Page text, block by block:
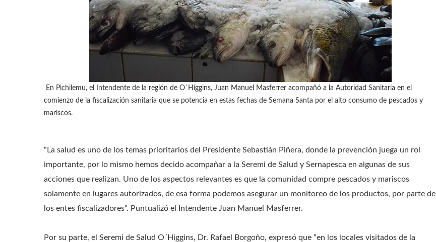
En Pichilemu, el Intendente de la región de O´Higgins, Juan Manuel Masferrer acompañó a la Autoridad Sanitaria en el
comienzo de la fiscalización sanitaria que se potencia en estas fechas de Semana Santa por el alto consumo de pescados y
mariscos.
“La salud es uno de los temas prioritarios del Presidente Sebastián Piñera, donde la prevención juega un rol
importante, por lo mismo hemos decido acompañar a la Seremi de Salud y Sernapesca en algunas de sus
acciones que realizan. Uno de los aspectos relevantes es que la comunidad compre pescados y mariscos
solamente en lugares autorizados, de esa forma podemos asegurar un monitoreo de los productos, por parte de
los entes fiscalizadores”. Puntualizó el Intendente Juan Manuel Masferrer.
Por su parte, el Seremi de Salud O´Higgins, Dr. Rafael Borgoño, expresó que “en los locales visitados de la